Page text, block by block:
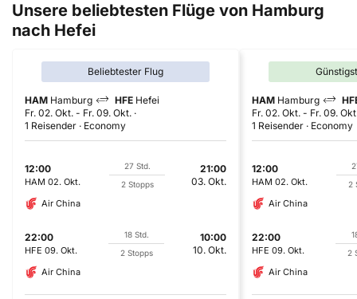
Unsere beliebtesten Flüge von Hamburg
nach Hefei
Beliebtester Flug
HAM Hamburg HFE Hefei
Fr. 02. Okt. - Fr. 09. Okt.
1 Reisender
Economy
12:00
HAM 02. Okt.
27 Std.
2 Stopps
21:00
03. Okt.
Air China
22:00
HFE 09. Okt.
18 Std.
2 Stopps
10:00
10. Okt.
Air China
HAM Hamburg
Fr. 02. Okt. - Fr. 09.
1 Reisender
Economy
12:00
HAM 02. Okt.
2
Air China
22:00
HFE 09. Okt.
2
Air China